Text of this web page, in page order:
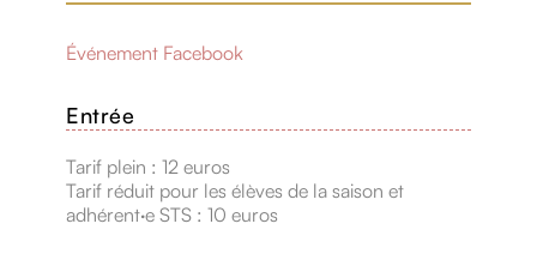
Événement Facebook
Entrée
Tarif plein : 12 euros
Tarif réduit pour les élèves de la saison et
adhérent·e STS : 10 euros